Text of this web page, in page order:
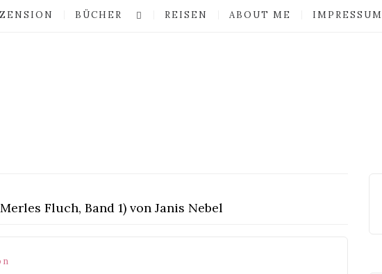
BÜCHER REISEN ABOUT ME IMPRESSUM
Fluch, Band 1) von Janis Nebel